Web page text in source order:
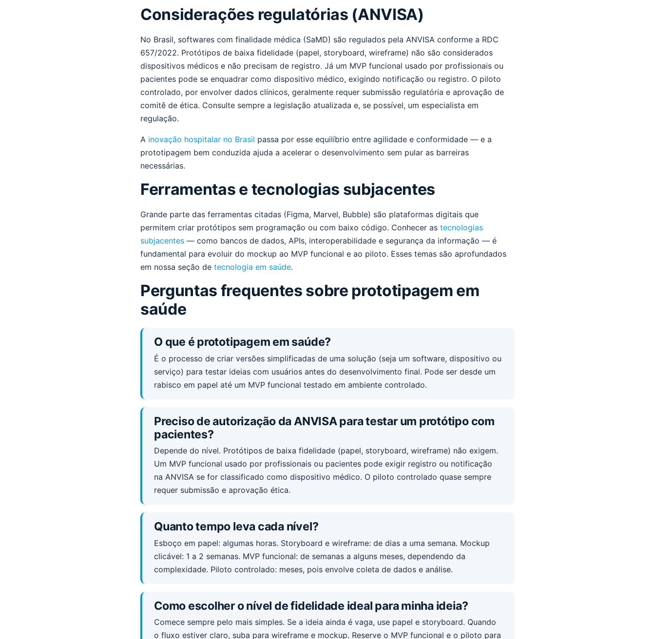
Considerações regulatórias (ANVISA)
No Brasil, softwares com finalidade médica (SaMD) são regulados pela ANVISA conforme a RDC
657/2022. Protótipos de baixa fidelidade (papel, storyboard, wireframe) não são considerados
dispositivos médicos e não precisam de registro. Já um MVP funcional usado por profissionais ou
pacientes pode se enquadrar como dispositivo médico, exigindo notificação ou registro. O piloto
controlado, por envolver dados clínicos, geralmente requer submissão regulatória e aprovação de
comitê de ética. Consulte sempre a legislação atualizada e, se possível, um especialista em
regulação.
A inovação hospitalar no Brasil passa por esse equilíbrio entre agilidade e conformidade — e a
prototipagem bem conduzida ajuda a acelerar o desenvolvimento sem pular as barreiras
necessárias.
Ferramentas e tecnologias subjacentes
Grande parte das ferramentas citadas (Figma, Marvel, Bubble) são plataformas digitais que
permitem criar protótipos sem programação ou com baixo código. Conhecer as tecnologias
subjacentes — como bancos de dados, APIs, interoperabilidade e segurança da informação — é
fundamental para evoluir do mockup ao MVP funcional e ao piloto. Esses temas são aprofundados
em nossa seção de tecnologia em saúde.
Perguntas frequentes sobre prototipagem em
saúde
O que é prototipagem em saúde?
É o processo de criar versões simplificadas de uma solução (seja um software, dispositivo ou
serviço) para testar ideias com usuários antes do desenvolvimento final. Pode ser desde um
rabisco em papel até um MVP funcional testado em ambiente controlado.
Preciso de autorização da ANVISA para testar um protótipo com
pacientes?
Depende do nível. Protótipos de baixa fidelidade (papel, storyboard, wireframe) não exigem.
Um MVP funcional usado por profissionais ou pacientes pode exigir registro ou notificação
na ANVISA se for classificado como dispositivo médico. O piloto controlado quase sempre
requer submissão e aprovação ética.
Quanto tempo leva cada nível?
Esboço em papel: algumas horas. Storyboard e wireframe: de dias a uma semana. Mockup
clicável: 1 a 2 semanas. MVP funcional: de semanas a alguns meses, dependendo da
complexidade. Piloto controlado: meses, pois envolve coleta de dados e análise.
Como escolher o nível de fidelidade ideal para minha ideia?
Comece sempre pelo mais simples. Se a ideia ainda é vaga, use papel e storyboard. Quando
o fluxo estiver claro, suba para wireframe e mockup. Reserve o MVP funcional e o piloto para